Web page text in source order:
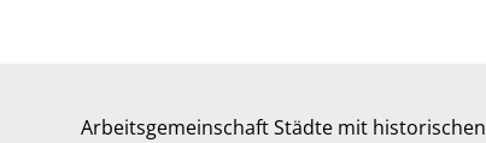
Arbeitsgemeinschaft Städte mit historischen